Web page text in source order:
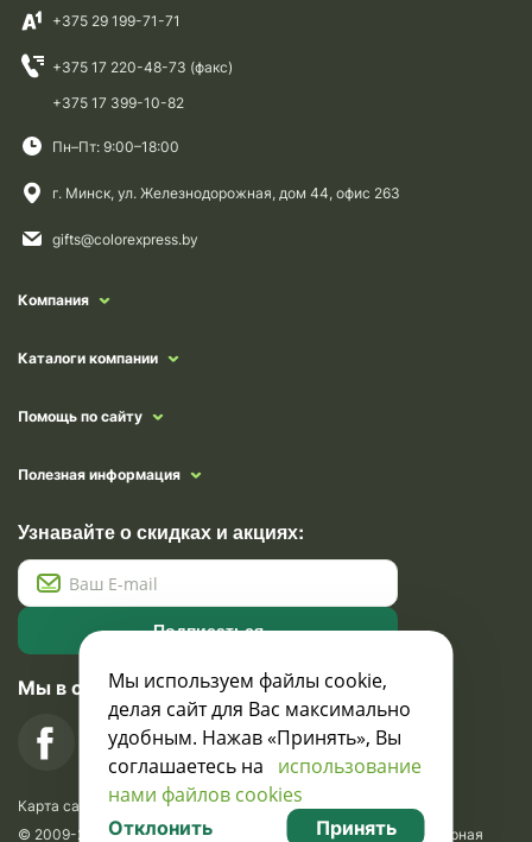
+375 29 199-71-71
+375 17 220-48-73 (факс)
+375 17 399-10-82
Пн–Пт: 9:00–18:00
г. Минск, ул. Железнодорожная, дом 44, офис 263
gifts@colorexpress.by
Компания
Каталоги компании
Помощь по сайту
Полезная информация
Узнавайте о скидках и акциях:
Подписаться
Мы в социальных сетях
Карта сайта
© 2009-2026 Krasavik.by. Сувениры оптом. Рекламно-сувенирная
Мы используем файлы cookie,
делая сайт для Вас максимально
удобным. Нажав «Принять», Вы
соглашаетесь на использование
нами файлов cookies
Отклонить Принять